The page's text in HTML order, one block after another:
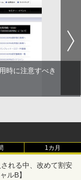
時に注意すべき
1カ月
れる中、改めて割安
ルB】